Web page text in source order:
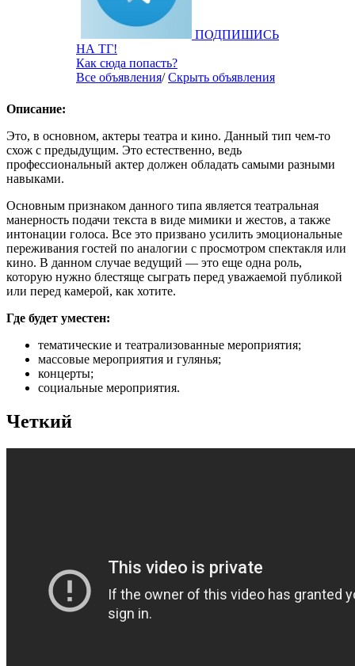
ПОДПИШИСЬ
НА ТГ!
Как сюда попасть?
Все объявления/Скрыть объявления
Описание:
Это, в основном, актеры театра и кино. Данный тип чем-то
схож с предыдущим. Это естественно, ведь
профессиональный актер должен обладать самыми разными
навыками.
Основным признаком данного типа является театральная
манерность подачи текста в виде мимики и жестов, а также
интонации голоса. Все это призвано усилить эмоциональные
переживания гостей по аналогии с просмотром спектакля или
кино. В данном случае ведущий — это еще одна роль,
которую нужно блестяще сыграть перед уважаемой публикой
или перед камерой, как хотите.
Где будет уместен:
тематические и театрализованные мероприятия;
массовые мероприятия и гулянья;
концерты;
социальные мероприятия.
Четкий